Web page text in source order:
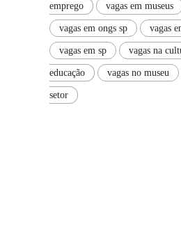
emprego vagas em museus
vagas em ongs sp vagas
vagas em sp vagas na
educação vagas no museu
setor